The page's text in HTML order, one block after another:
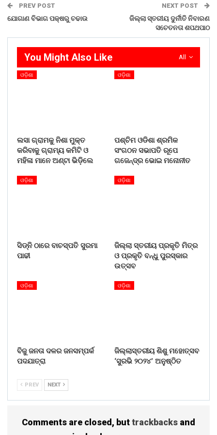
PREV POST
ଯୋଗାଣ ବିଭାଗ ପକ୍ଷରୁ ଚଢାଉ
NEXT POST
ଜିଲ୍ଲା ସ୍ତରୀୟ ଦୁର୍ନୀତି ନିବାରଣ
ସଚେତନତା ଶପଥପାଠ
All
You Might Also Like
ଓଡ଼ିଶା
ଲସା ଗ୍ରାମକୁ ନିଶା ମୁକ୍ତ
କରିବାକୁ ଗ୍ରାମ୍ୟ କମିଟି ଓ
ମହିଳା ମାନେ ଅଣ୍ଟା ଭିଡ଼ିଲେ
ଓଡ଼ିଶା
ପଶ୍ଚିମ ଓଡିଶା ଶ୍ରମିକ
ସଂଗଠନ ସଭାପତି ରୂପେ
ଗଜେନ୍ଦ୍ର ଭୋଇ ମନୋନୀତ
ଓଡ଼ିଶା
ସିଡ୍‌ନି ଠାରେ ବାଚସ୍ପତି ସୁରମା
ପାଢୀ
ଓଡ଼ିଶା
ଜିଲ୍ଲା ସ୍ତରୀୟ ପ୍ରକୃତି ମିତ୍ର
ଓ ପ୍ରକୃତି ବନ୍ଧୁ ପୁରସ୍କାର
ଉତ୍ସବ
ଓଡ଼ିଶା
ବିଜୁ ଜନତା ଦଳର ଜନସମ୍ପର୍କ
ପଦଯାତ୍ରା
ଓଡ଼ିଶା
ଜିଲ୍ଲାସ୍ତରୀୟ ଶିଶୁ ମହୋତ୍ସବ
‘ସୁରଭି ୨୦୨୪’ ଅନୁଷ୍ଠିତ
PREV NEXT
Comments are closed, buttrackbacks and